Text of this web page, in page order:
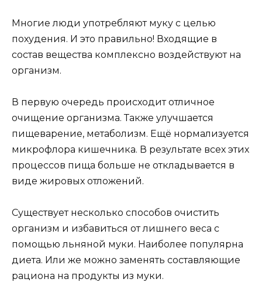
Многие люди употребляют муку с целью
похудения. И это правильно! Входящие в
состав вещества комплексно воздействуют на
организм.
В первую очередь происходит отличное
очищение организма. Также улучшается
пищеварение, метаболизм. Ещё нормализуется
микрофлора кишечника. В результате всех этих
процессов пища больше не откладывается в
виде жировых отложений.
Существует несколько способов очистить
организм и избавиться от лишнего веса с
помощью льняной муки. Наиболее популярна
диета. Или же можно заменять составляющие
рациона на продукты из муки.